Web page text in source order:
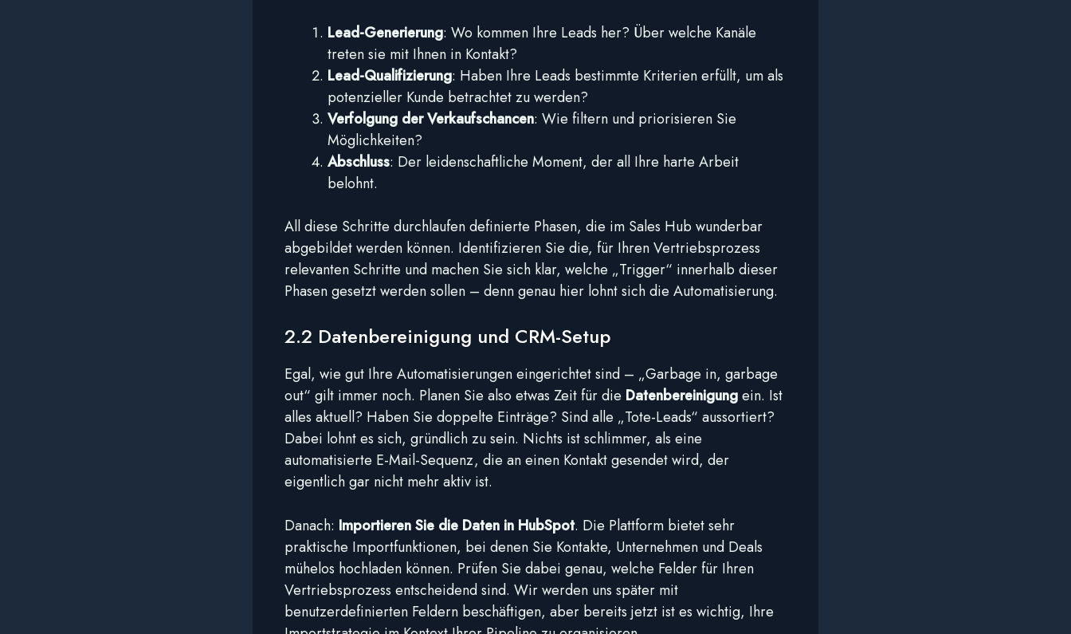
Lead-Generierung: Wo kommen Ihre Leads her? Über welche Kanäle
treten sie mit Ihnen in Kontakt?
Lead-Qualifizierung: Haben Ihre Leads bestimmte Kriterien erfüllt, um als
potenzieller Kunde betrachtet zu werden?
Verfolgung der Verkaufschancen: Wie filtern und priorisieren Sie
Möglichkeiten?
Abschluss: Der leidenschaftliche Moment, der all Ihre harte Arbeit
belohnt.
All diese Schritte durchlaufen definierte Phasen, die im Sales Hub wunderbar
abgebildet werden können. Identifizieren Sie die, für Ihren Vertriebsprozess
relevanten Schritte und machen Sie sich klar, welche „Trigger“ innerhalb dieser
Phasen gesetzt werden sollen – denn genau hier lohnt sich die Automatisierung.
2.2 Datenbereinigung und CRM-Setup
Egal, wie gut Ihre Automatisierungen eingerichtet sind – „Garbage in, garbage
out“ gilt immer noch. Planen Sie also etwas Zeit für die Datenbereinigungein. Ist
alles aktuell? Haben Sie doppelte Einträge? Sind alle „Tote-Leads“ aussortiert?
Dabei lohnt es sich, gründlich zu sein. Nichts ist schlimmer, als eine
automatisierte E-Mail-Sequenz, die an einen Kontakt gesendet wird, der
eigentlich gar nicht mehr aktiv ist.
Danach: Importieren Sie die Daten in HubSpot. Die Plattform bietet sehr
praktische Importfunktionen, bei denen Sie Kontakte, Unternehmen und Deals
mühelos hochladen können. Prüfen Sie dabei genau, welche Felder für Ihren
Vertriebsprozess entscheidend sind. Wir werden uns später mit
benutzerdefinierten Feldern beschäftigen, aber bereits jetzt ist es wichtig, Ihre